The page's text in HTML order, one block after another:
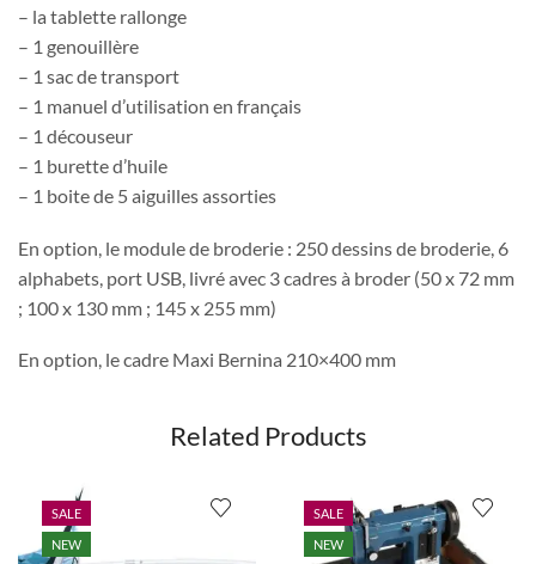
– la tablette rallonge
– 1 genouillère
– 1 sac de transport
– 1 manuel d’utilisation en français
– 1 découseur
– 1 burette d’huile
– 1 boite de 5 aiguilles assorties
En option, le module de broderie : 250 dessins de broderie, 6
alphabets, port USB, livré avec 3 cadres à broder (50 x 72 mm
; 100 x 130 mm ; 145 x 255 mm)
En option, le cadre Maxi Bernina 210×400 mm
Related Products
SALE
NEW
SALE
NEW